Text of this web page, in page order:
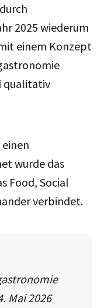
2025 wiederum
einem Konzept
qualitativ
wurde das
Food, Social
verbindet.
Mai 2026